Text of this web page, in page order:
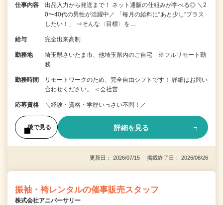
仕事内容
出品入力から発送まで！ ネット通販の仕組みが学べる◎ ＼2
0〜40代の男性が活躍中／ 「毎月の給料に“あと少し”プラス
したい！」 ⇒そんな〈目標〉を…
給与 完全出来高制
勤務地
埼玉県さいたま市、他埼玉県内のご自宅 ※フルリモート勤
務
勤務時間
リモートワークのため、完全自由シフトです！ 詳細はお問い
合わせください。 ＜会社営…
応募資格 ＼経験・資格・学歴いっさい不問！／
後で見る 詳細を見る
更新日： 2026/07/15 掲載終了日： 2026/08/26
振袖・袴レンタルの催事販売スタッフ
株式会社アニバーサリー